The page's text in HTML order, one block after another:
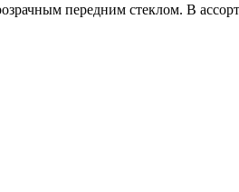
передним стеклом. В